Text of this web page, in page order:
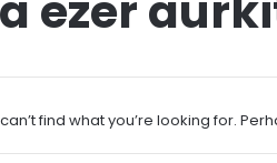
find what you’re looking for.